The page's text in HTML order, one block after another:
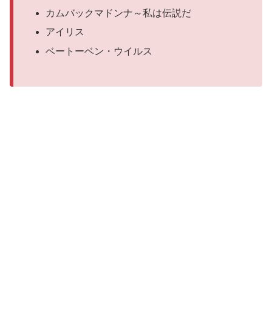
カムバックマドンナ～私は伝説だ
アイリス
ベートーベン・ウイルス